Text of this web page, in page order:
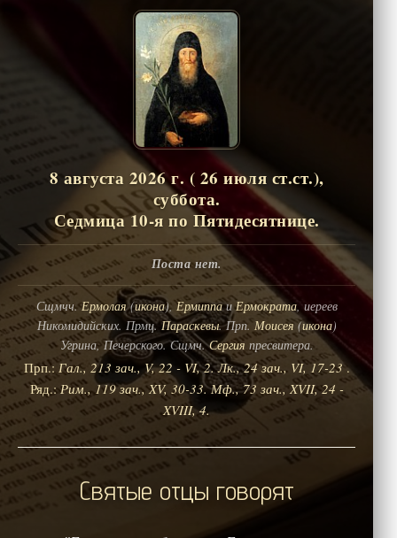
8 августа 2026 г. ( 26 июля ст.ст.),
суббота.
Седмица 10-я по Пятидесятнице.
Поста нет.
Сщмчч.Ермолая(икона),ЕрмиппаиЕрмократа, иереев
Никомидийских. Прмц.Параскевы. Прп.Моисея(икона)
Угрина, Печерского. Сщмч.Сергия пресвитера.
Прп.:Гал., 213 зач., V, 22 - VI, 2. Лк., 24 зач., VI, 17-23 .
Ряд.:Рим., 119 зач., XV, 30-33. Мф., 73 зач., XVII, 24 -
XVIII, 4.
Святые отцы говорят